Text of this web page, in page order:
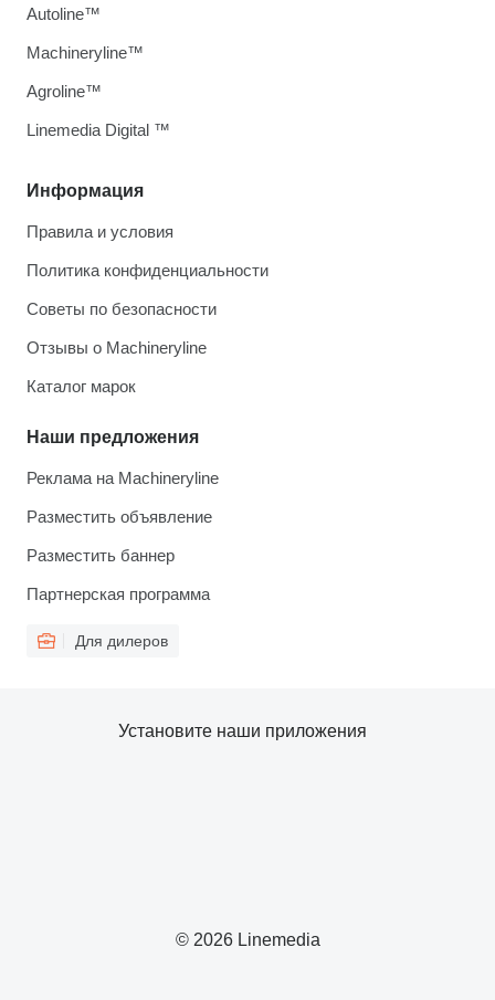
Информация
Правила и условия
Политика конфиденциальности
Советы по безопасности
Отзывы о Machineryline
Каталог марок
Наши предложения
Реклама на Machineryline
Разместить объявление
Разместить баннер
Партнерская программа
Для дилеров
Autoline™
Machineryline™
Agroline™
Linemedia Digital ™
© 2026 Linemedia
Установите наши приложения